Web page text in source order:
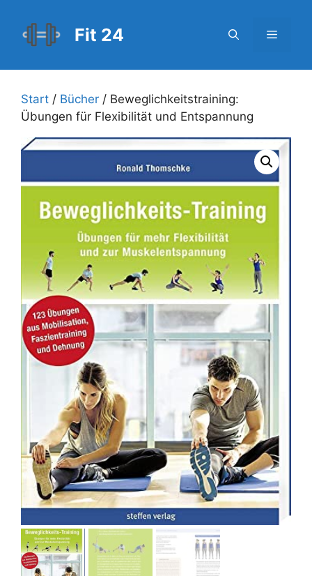
Inhalt
springen
Fit 24 Menü
Start / Bücher / Beweglichkeitstraining:
Übungen für Flexibilität und Entspannung